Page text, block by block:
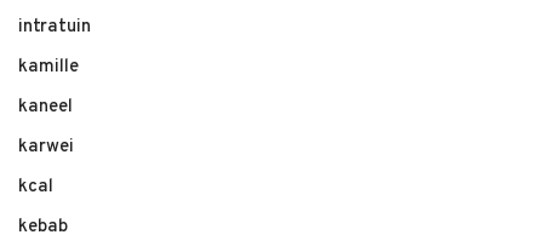
intratuin
kamille
kaneel
karwei
kcal
kebab